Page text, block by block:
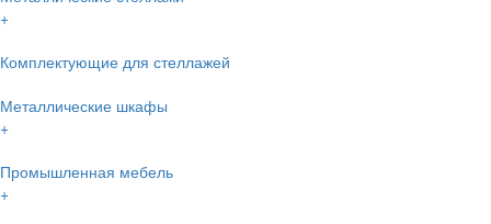
+
Комплектующие для стеллажей
Металлические шкафы
+
Промышленная мебель
+